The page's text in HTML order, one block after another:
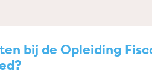
bij de Opleiding